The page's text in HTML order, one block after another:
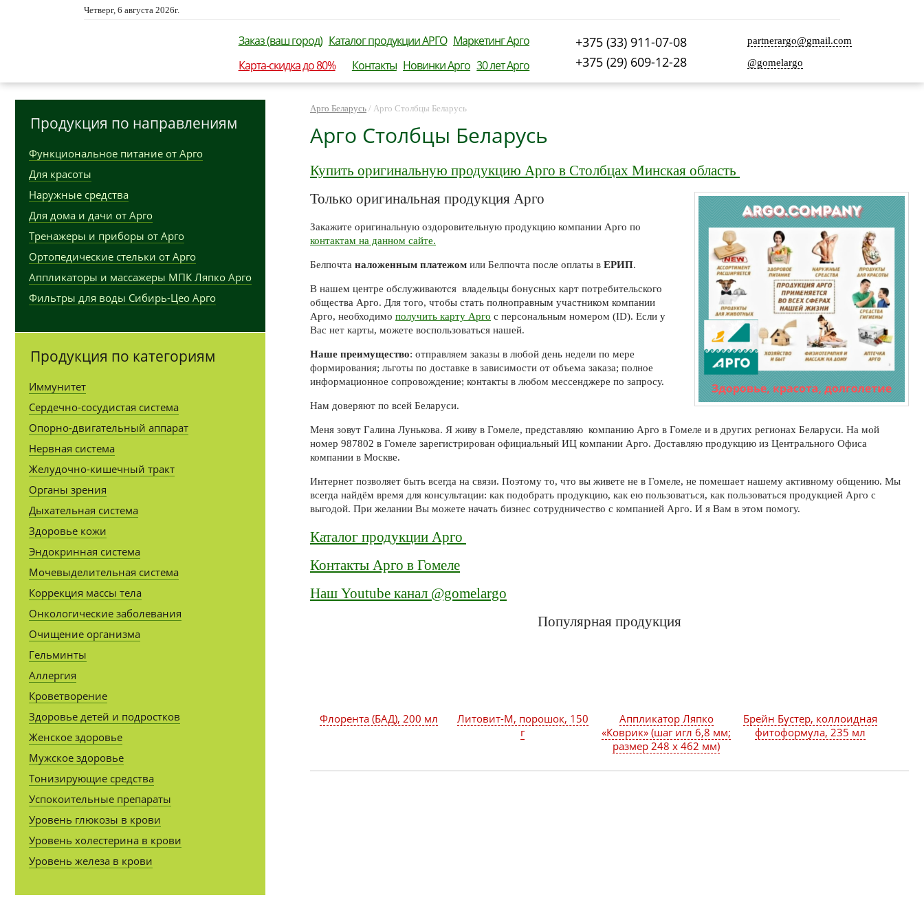
Четверг, 6 августа 2026г.
Заказ (ваш город) Каталог продукции АРГО Маркетинг Арго
Карта-скидка до 80%
Контакты Новинки Арго 30 лет Арго
partnerargo@gmail.com
@gomelargo
+375 (33) 911-07-08
+375 (29) 609-12-28
Арго Беларусь / Арго Столбцы Беларусь
Арго Столбцы Беларусь
Купить оригинальную продукцию Арго в Столбцах Минская область
Только оригинальная продукция Арго
Закажите оригинальную оздоровительную продукцию компании Арго по
контактам на данном сайте.
Белпочта наложенным платежом или Белпочта после оплаты в ЕРИП.
В нашем центре обслуживаются владельцы бонусных карт потребительского
общества Арго. Для того, чтобы стать полноправным участником компании
Арго, необходимо получить карту Арго с персональным номером (ID). Если у
Вас нет карты, можете воспользоваться нашей.
Наше преимущество: отправляем заказы в любой день недели по мере
формирования; льготы по доставке в зависимости от объема заказа; полное
информационное сопровождение; контакты в любом мессенджере по запросу.
Нам доверяют по всей Беларуси.
Меня зовут Галина Лунькова. Я живу в Гомеле, представляю компанию Арго в Гомеле и в других регионах Беларуси. На мой
номер 987802 в Гомеле зарегистрирован официальный ИЦ компании Арго. Доставляю продукцию из Центрального Офиса
компании в Москве.
Интернет позволяет быть всегда на связи. Поэтому то, что вы живете не в Гомеле, не помешает нашему активному общению. Мы
всегда найдём время для консультации: как подобрать продукцию, как ею пользоваться, как пользоваться продукцией Арго с
выгодой. При желании Вы можете начать бизнес сотрудничество с компанией Арго. И я Вам в этом помогу.
Каталог продукции Арго
Контакты Арго в Гомеле
Наш Youtube канал @gomelargo
Популярная продукция
Флорента (БАД), 200 мл
Литовит-М, порошок, 150
г
Аппликатор Ляпко
«Коврик» (шаг игл 6,8 мм;
размер 248 х 462 мм)
Брейн Бустер, коллоидная
фитоформула, 235 мл
Продукция по направлениям
Функциональное питание от Арго
Для красоты
Наружные средства
Для дома и дачи от Арго
Тренажеры и приборы от Арго
Ортопедические стельки от Арго
Аппликаторы и массажеры МПК Ляпко Арго
Фильтры для воды Сибирь-Цео Арго
Продукция по категориям
Иммунитет
Сердечно-сосудистая система
Опорно-двигательный аппарат
Нервная система
Желудочно-кишечный тракт
Органы зрения
Дыхательная система
Здоровье кожи
Эндокринная система
Мочевыделительная система
Коррекция массы тела
Онкологические заболевания
Очищение организма
Гельминты
Аллергия
Кроветворение
Здоровье детей и подростков
Женское здоровье
Мужское здоровье
Тонизирующие средства
Успокоительные препараты
Уровень глюкозы в крови
Уровень холестерина в крови
Уровень железа в крови